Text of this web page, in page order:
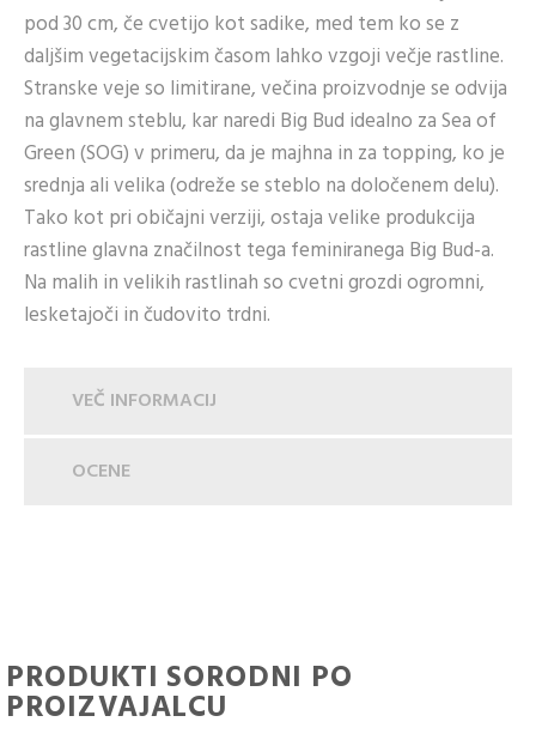
pod 30 cm, če cvetijo kot sadike, med tem ko se z
daljšim vegetacijskim časom lahko vzgoji večje rastline.
Stranske veje so limitirane, večina proizvodnje se odvija
na glavnem steblu, kar naredi Big Bud idealno za Sea of
Green (SOG) v primeru, da je majhna in za topping, ko je
srednja ali velika (odreže se steblo na določenem delu).
Tako kot pri običajni verziji, ostaja velike produkcija
rastline glavna značilnost tega feminiranega Big Bud-a.
Na malih in velikih rastlinah so cvetni grozdi ogromni,
lesketajoči in čudovito trdni.
VEČ INFORMACIJ
OCENE
PRODUKTI SORODNI PO
PROIZVAJALCU